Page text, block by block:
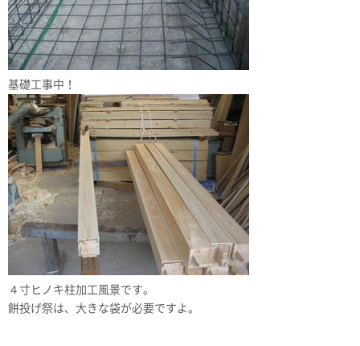
基礎工事中！
４寸ヒノキ柱加工風景です。
餅投げ祭は、大きな袋が必要ですよ。